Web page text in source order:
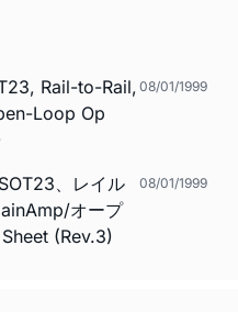
Rail-to-Rail,
Loop Op
08/01/1999
、レイル
オープ
(Rev.3)
08/01/1999